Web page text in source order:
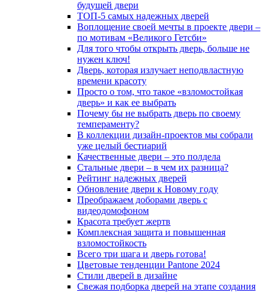
будущей двери
ТОП-5 самых надежных дверей
Воплощение своей мечты в проекте двери –
по мотивам «Великого Гетсби»
Для того чтобы открыть дверь, больше не
нужен ключ!
Дверь, которая излучает неподвластную
времени красоту
Просто о том, что такое «взломостойкая
дверь» и как ее выбрать
Почему бы не выбрать дверь по своему
темпераменту?
В коллекции дизайн-проектов мы собрали
уже целый бестиарий
Качественные двери – это полдела
Стальные двери – в чем их разница?
Рейтинг надежных дверей
Обновление двери к Новому году
Преображаем доборами дверь с
видеодомофоном
Красота требует жертв
Комплексная защита и повышенная
взломостойкость
Всего три шага и дверь готова!
Цветовые тенденции Pantone 2024
Стили дверей в дизайне
Свежая подборка дверей на этапе создания